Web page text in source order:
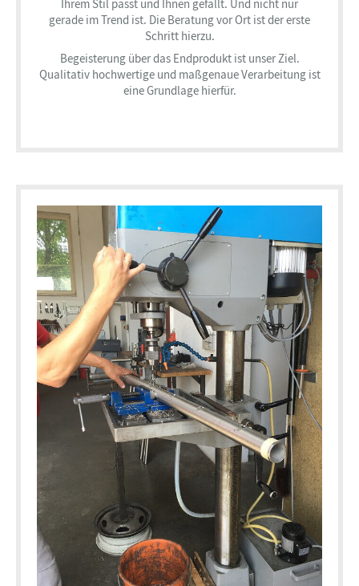
Ihrem Stil passt und Ihnen gefällt. Und nicht nur
gerade im Trend ist. Die Beratung vor Ort ist der erste
Schritt hierzu.
Begeisterung über das Endprodukt ist unser Ziel.
Qualitativ hochwertige und maßgenaue Verarbeitung ist
eine Grundlage hierfür.